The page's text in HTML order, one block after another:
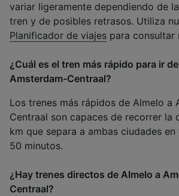
variar ligeramente dependiendo de
tren y de posibles retrasos. Utiliza
Planificador de viajes para consultar
¿Cuál es el tren más rápido para ir
Amsterdam-Centraal?
Los trenes más rápidos de Almelo a
Centraal son capaces de recorrer la
km que separa a ambas ciudades
50 minutos.
¿Hay trenes directos de Almelo a
Centraal?